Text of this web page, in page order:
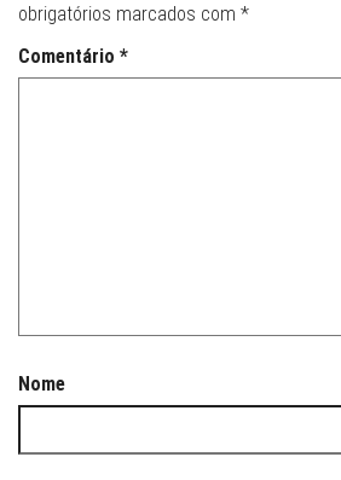
obrigatórios marcados com *
Comentário *
Nome